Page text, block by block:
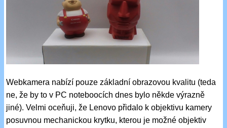
Webkamera nabízí pouze základní obrazovou kvalitu (teda
ne, že by to v PC noteboocích dnes bylo někde výrazně
jiné). Velmi oceňuji, že Lenovo přidalo k objektivu kamery
posuvnou mechanickou krytku, kterou je možné objektiv